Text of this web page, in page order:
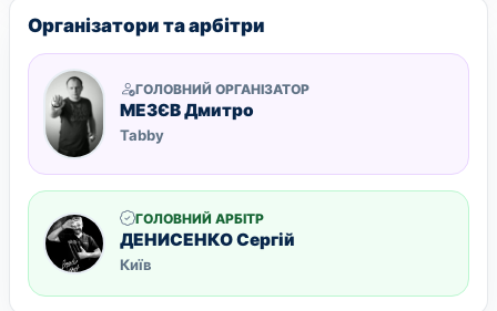
Організатори та арбітри
ГОЛОВНИЙ ОРГАНІЗАТОР
МЕЗЄВ Дмитро
Tabby
ГОЛОВНИЙ АРБІТР
ДЕНИСЕНКО Сергій
Київ